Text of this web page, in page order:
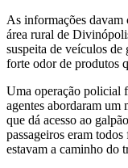
As informações davam
área rural de
suspeita de veículos de
forte odor de produtos
Uma operação policial
agentes abordaram um
que dá acesso ao
passageiros eram
estavam a caminho do